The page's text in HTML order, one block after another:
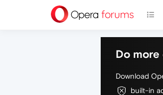
Do
Download
built-in